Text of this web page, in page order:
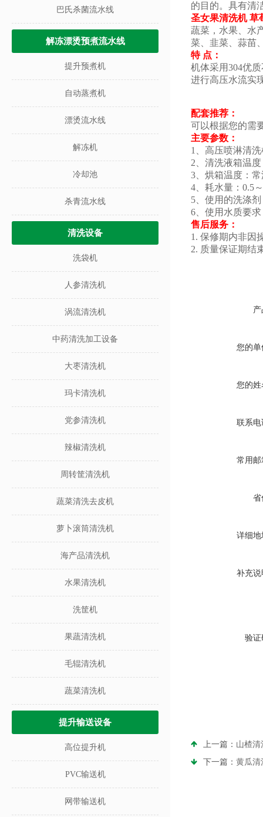
巴氏杀菌流水线
解冻漂烫预煮流水线
提升预煮机
自动蒸煮机
漂烫流水线
解冻机
冷却池
杀青流水线
清洗设备
洗袋机
人参清洗机
涡流清洗机
中药清洗加工设备
大枣清洗机
玛卡清洗机
党参清洗机
辣椒清洗机
周转筐清洗机
蔬菜清洗去皮机
萝卜滚筒清洗机
海产品清洗机
水果清洗机
洗筐机
果蔬清洗机
毛辊清洗机
蔬菜清洗机
提升输送设备
高位提升机
PVC输送机
网带输送机
的目的。具有清
圣女果清洗机 草
蔬菜，水果、水
菜、韭菜、蒜苗
特 点：
机体采用304优
进行高压水流实
配套推荐：
可以根据您的需
主要参数：
1、高压喷淋清
2、清洗液箱温
3、烘箱温度：
4、耗水量：0.5
5、使用的洗涤
6、使用水质要
售后服务：
1. 保修期内非因
2. 质量保证期结
您的单
您的姓
联系电
常用邮
省
详细地
补充说
验证
上一篇： 山楂清
下一篇： 黄瓜清